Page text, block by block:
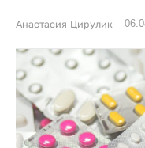
Анастасия Цирулик